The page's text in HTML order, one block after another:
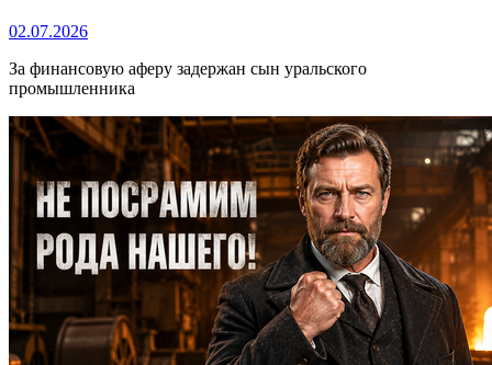
02.07.2026
За финансовую аферу задержан сын уральского
промышленника